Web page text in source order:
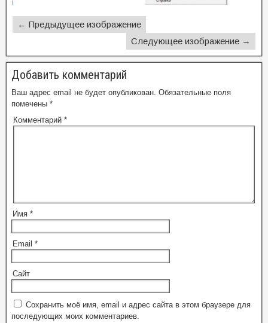
← Предыдущее изображение
Следующее изображение →
Добавить комментарий
Ваш адрес email не будет опубликован. Обязательные поля
помечены *
Комментарий *
Имя *
Email *
Сайт
Сохранить моё имя, email и адрес сайта в этом браузере для
последующих моих комментариев.